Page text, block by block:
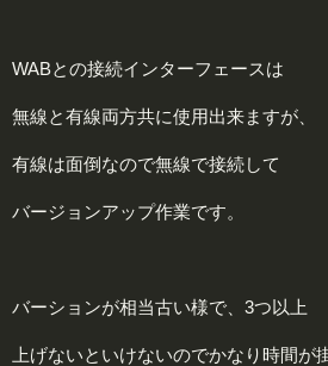
WABとの接続インターフェースは
無線と有線両方共に使用出来ますが、
有線は面倒なので無線で接続して
バージョンアップ作業です。
バーションが相当古い様で、3つ以上
上げないといけないのでかなり時間が